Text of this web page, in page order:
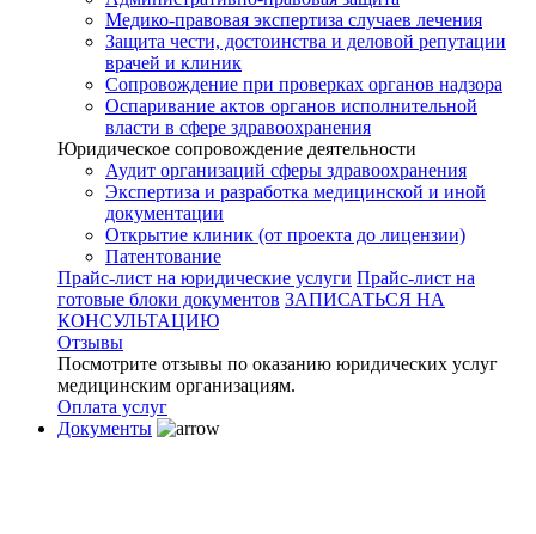
Медико-правовая экспертиза случаев лечения
Защита чести, достоинства и деловой репутации
врачей и клиник
Сопровождение при проверках органов надзора
Оспаривание актов органов исполнительной
власти в сфере здравоохранения
Юридическое сопровождение деятельности
Аудит организаций сферы здравоохранения
Экспертиза и разработка медицинской и иной
документации
Открытие клиник (от проекта до лицензии)
Патентование
Прайс-лист на юридические услуги Прайс-лист на
готовые блоки документов ЗАПИСАТЬСЯ НА
КОНСУЛЬТАЦИЮ
Отзывы
Посмотрите отзывы по оказанию юридических услуг
медицинским организациям.
Оплата услуг
Документы